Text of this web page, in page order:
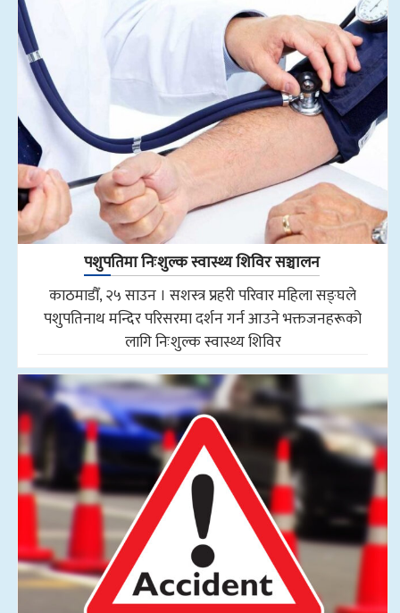
पशुपतिमा निःशुल्क स्वास्थ्य शिविर सञ्चालन
काठमाडौँ, २५ साउन । सशस्त्र प्रहरी परिवार महिला सङ्घले
पशुपतिनाथ मन्दिर परिसरमा दर्शन गर्न आउने भक्तजनहरूको
लागि निःशुल्क स्वास्थ्य शिविर